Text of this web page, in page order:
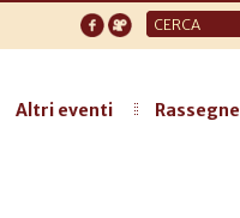
Form
di
Altri eventi Rassegne